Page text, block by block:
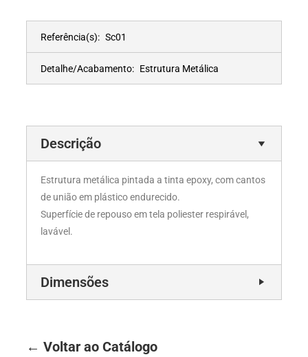
Referência(s): Sc01
Detalhe/Acabamento: Estrutura Metálica
Descrição
Estrutura metálica pintada a tinta epoxy, com cantos
de união em plástico endurecido.
Superfície de repouso em tela poliester respirável,
lavável.
Dimensões
← Voltar ao Catálogo